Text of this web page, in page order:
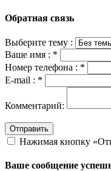
Обратная связь
Выберите тему :
Ваше имя : *
Номер телефона : *
E-mail : *
Комментарий:
Отправить
Нажимая кнопку
Ваше сообщение